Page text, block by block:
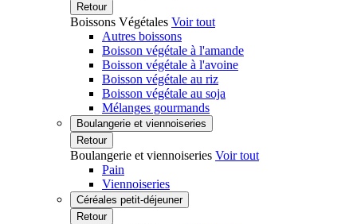
Retour
Boissons Végétales Voir tout
Autres boissons
Boisson végétale à l'amande
Boisson végétale à l'avoine
Boisson végétale au riz
Boisson végétale au soja
Mélanges gourmands
Boulangerie et viennoiseries
Retour
Boulangerie et viennoiseries Voir tout
Pain
Viennoiseries
Céréales petit-déjeuner
Retour